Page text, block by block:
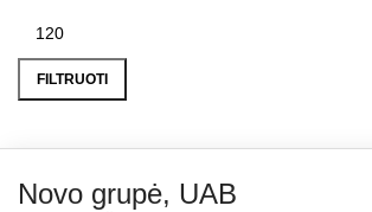
FILTRUOTI
Novo grupė, UAB